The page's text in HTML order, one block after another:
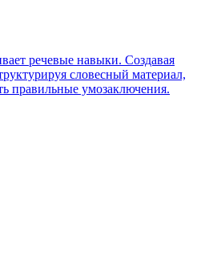
речевые навыки. Создавая
словесный материал,
правильные умозаключения.